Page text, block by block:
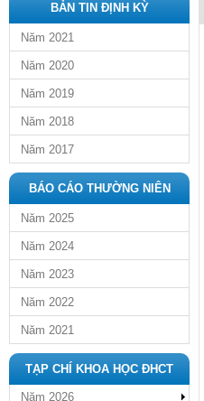
BẢN TIN ĐỊNH KỲ
Năm 2021
Năm 2020
Năm 2019
Năm 2018
Năm 2017
BÁO CÁO THƯỜNG NIÊN
Năm 2025
Năm 2024
Năm 2023
Năm 2022
Năm 2021
TẠP CHÍ KHOA HỌC ĐHCT
Năm 2026